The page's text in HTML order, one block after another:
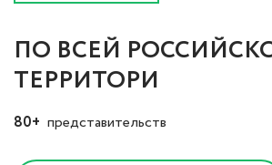
ПО ВСЕЙ
ТЕРРИТОРИ
80+ представительств